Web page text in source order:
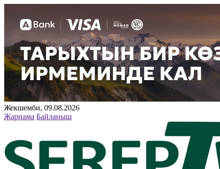
Жекшемби, 09.08.2026
Жарнама Байланыш